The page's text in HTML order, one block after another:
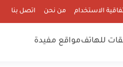
الاستخدام من نحن اتصل بنا
للهاتفمواقع مفيدة